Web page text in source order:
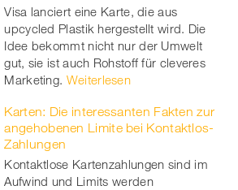
Visa lanciert eine Karte, die aus
upcycled Plastik hergestellt wird. Die
Idee bekommt nicht nur der Umwelt
gut, sie ist auch Rohstoff für cleveres
Marketing. Weiterlesen
Karten: Die interessanten Fakten zur
angehobenen Limite bei Kontaktlos-
Zahlungen
Kontaktlose Kartenzahlungen sind im
Aufwind und Limits werden